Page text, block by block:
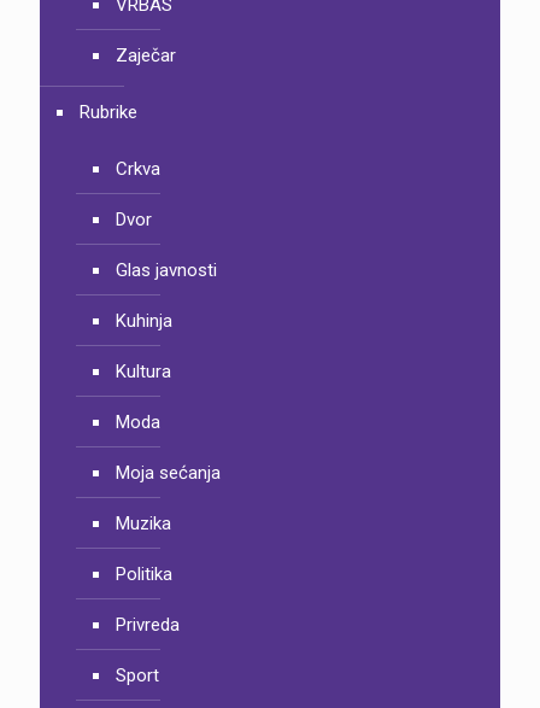
VRBAS
Zaječar
Rubrike
Crkva
Dvor
Glas javnosti
Kuhinja
Kultura
Moda
Moja sećanja
Muzika
Politika
Privreda
Sport